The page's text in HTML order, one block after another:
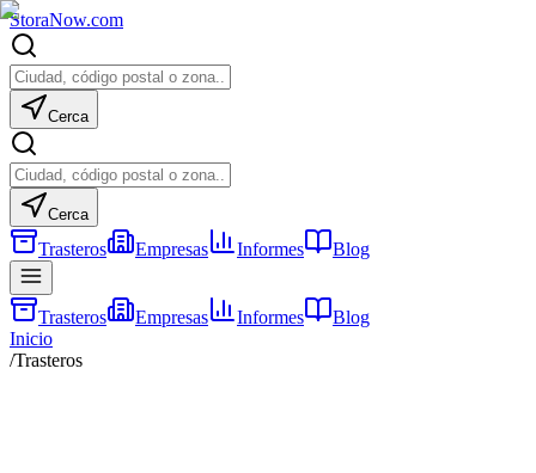
StoraNow.com
Cerca
Cerca
Trasteros Empresas Informes Blog
Trasteros Empresas Informes
Blog
Inicio
/Trasteros